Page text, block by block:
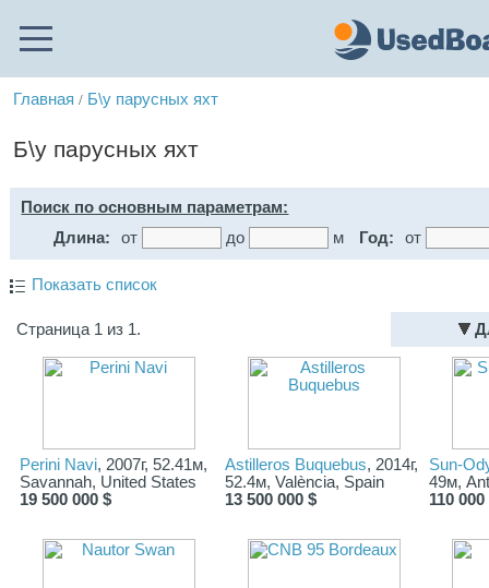
Главная / Б\у парусных яхт
Б\у парусных яхт
Поиск по основным параметрам:
Длина:
от до м Год: от
Показать список
Страница 1 из 1.
Perini Navi, 2007г, 52.41м,
Savannah, United States
19 500 000 $
Astilleros Buquebus, 2014г,
52.4м, València, Spain
13 500 000 $
Sun-
49м,
110